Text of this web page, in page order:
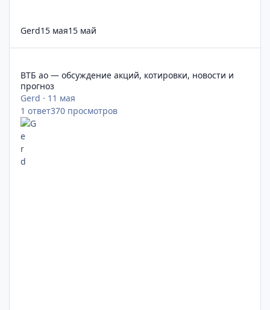
Gerd15 мая15 май
ВТБ ао — обсуждение акций, котировки, новости и
прогноз
Gerd · 11 мая
1 ответ370 просмотров